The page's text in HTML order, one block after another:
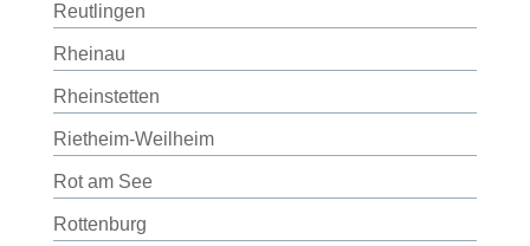
Reutlingen
Rheinau
Rheinstetten
Rietheim-Weilheim
Rot am See
Rottenburg